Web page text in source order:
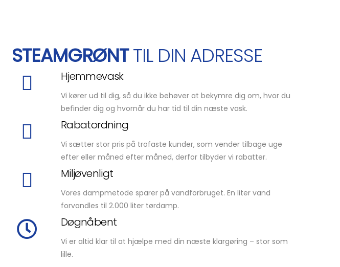
STEAMGRØNTTIL DIN ADRESSE
Hjemmevask
Vi kører ud til dig, så du ikke behøver at bekymre dig om, hvor du
befinder dig og hvornår du har tid til din næste vask.
Rabatordning
Vi sætter stor pris på trofaste kunder, som vender tilbage uge
efter eller måned efter måned, derfor tilbyder vi rabatter.
Miljøvenligt
Vores dampmetode sparer på vandforbruget. En liter vand
forvandles til 2.000 liter tørdamp.
Døgnåbent
Vi er altid klar til at hjælpe med din næste klargøring – stor som
lille.